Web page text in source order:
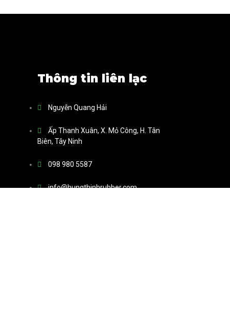
Thông tin liên lạc
Nguyễn Quang Hải
Ấp Thanh Xuân, X. Mỏ Công, H. Tân
Biên, Tây Ninh
098 980 5587
info@hungthinhrubber.com